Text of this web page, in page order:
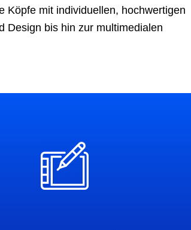
Köpfe mit individuellen, hochwertigen
Design bis hin zur multimedialen